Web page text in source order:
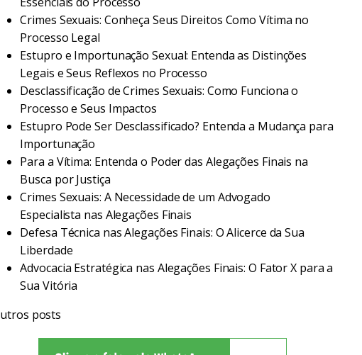
Crimes Sexuais: Conheça Seus Direitos Como Vítima no
Processo Legal
Estupro e Importunação Sexual: Entenda as Distinções
Legais e Seus Reflexos no Processo
Desclassificação de Crimes Sexuais: Como Funciona o
Processo e Seus Impactos
Estupro Pode Ser Desclassificado? Entenda a Mudança para
Importunação
Para a Vítima: Entenda o Poder das Alegações Finais na
Busca por Justiça
Crimes Sexuais: A Necessidade de um Advogado
Especialista nas Alegações Finais
Defesa Técnica nas Alegações Finais: O Alicerce da Sua
Liberdade
Advocacia Estratégica nas Alegações Finais: O Fator X para a
Sua Vitória
posts